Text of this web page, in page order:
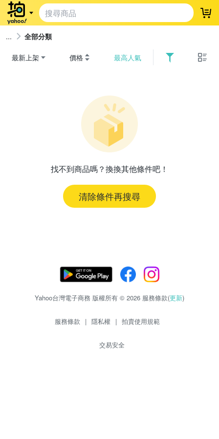
登
全部分類
最新上架 價格 最高人氣
找不到商品嗎？換換其他條件吧！
清除條件再搜尋
Yahoo台灣電子商務 版權所有 © 2026 服務條款(更新)
服務條款 | 隱私權 | 拍賣使用規範
交易安全